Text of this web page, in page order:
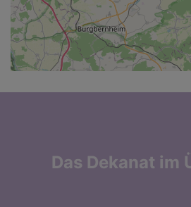
Das Dekanat im